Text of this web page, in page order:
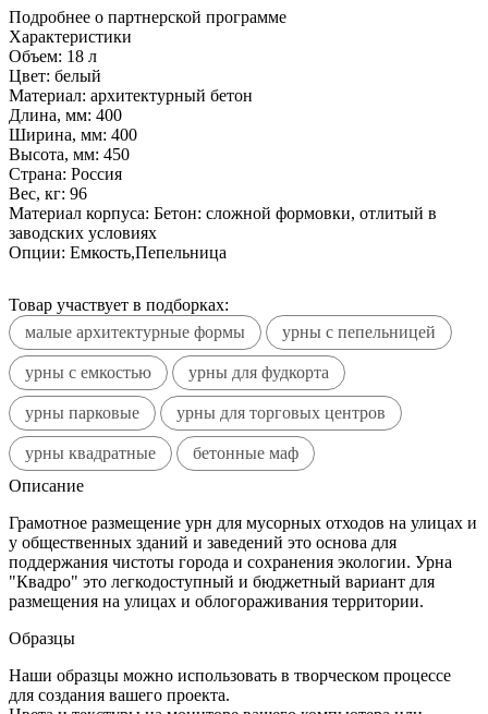
Подробнее о партнерской программе
Характеристики
Объем: 18 л
Цвет: белый
Материал: архитектурный бетон
Длина, мм: 400
Ширина, мм: 400
Высота, мм: 450
Страна: Россия
Вес, кг: 96
Материал корпуса: Бетон: сложной формовки, отлитый в
заводских условиях
Опции: Емкость,Пепельница
Товар участвует в подборках:
малые архитектурные формы
урны с пепельницей
урны с емкостью урны для фудкорта
урны парковые урны для торговых центров
урны квадратные
бетонные маф
Описание
Грамотное размещение урн для мусорных отходов на улицах и
у общественных зданий и заведений это основа для
поддержания чистоты города и сохранения экологии. Урна
"Квадро" это легкодоступный и бюджетный вариант для
размещения на улицах и облогораживания территории.
Образцы
Наши образцы можно использовать в творческом процессе
для создания вашего проекта.